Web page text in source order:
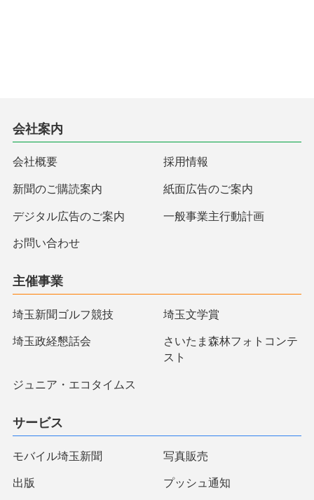
会社案内
会社概要 採用情報
新聞のご購読案内 紙面広告のご案内
デジタル広告のご案内 一般事業主行動計画
お問い合わせ
主催事業
埼玉新聞ゴルフ競技 埼玉文学賞
埼玉政経懇話会
さいたま森林フォトコンテ
スト
ジュニア・エコタイムス
サービス
モバイル埼玉新聞 写真販売
出版 プッシュ通知